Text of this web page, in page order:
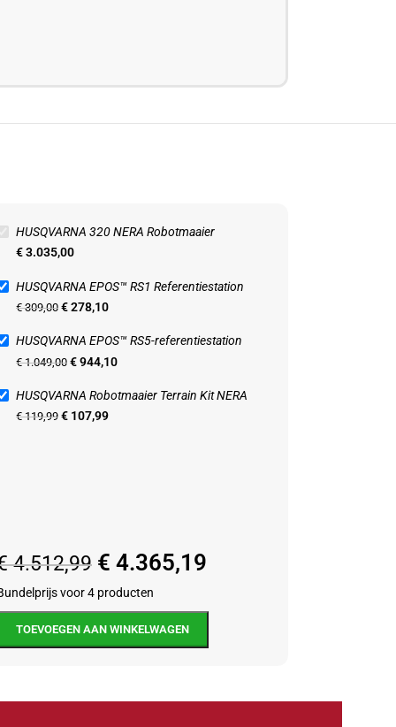
Robotmaaier Terrain Kit
HUSQVARNA 320 NERA Robotmaaier
€3.035,00
HUSQVARNA EPOS™ RS1 Referentiestation
€309,00 €278,10
HUSQVARNA EPOS™ RS5-referentiestation
€1.049,00 €944,10
HUSQVARNA Robotmaaier Terrain Kit NERA
€119,99 € 107,99
4.512,99 € 4.365,19
voor 4 producten
TOEVOEGEN AAN WINKELWAGEN